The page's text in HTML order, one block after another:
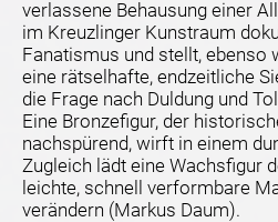
verlassene Behausung einer
im Kreuzlinger Kunstraum
Fanatismus und stellt, ebenso
eine rätselhafte, endzeitliche
die Frage nach Duldung und
Eine Bronzefigur, der
nachspürend, wirft in einem
Zugleich lädt eine Wachsfigur
leichte, schnell verformbare
verändern (Markus Daum).